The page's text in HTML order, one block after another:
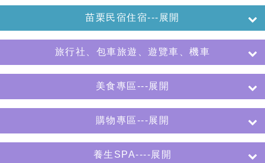
苗栗民宿住宿---展開
旅行社、包車旅遊、遊覽車、機車
美食專區---展開
購物專區---展開
養生SPA----展開